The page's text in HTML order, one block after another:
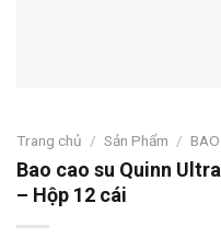
Trang chủ / Sản Phẩm /
Bao cao su Quinn
– Hộp 12 cái